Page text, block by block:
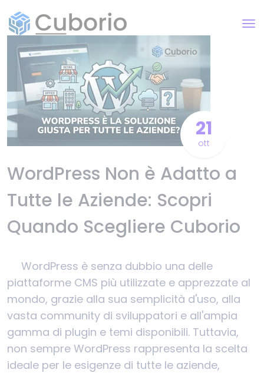
21
ott
WordPress Non è Adatto a
Tutte le Aziende: Scopri
Quando Scegliere Cuborio
WordPress è senza dubbio una delle
piattaforme CMS più utilizzate e apprezzate al
mondo, grazie alla sua semplicità d'uso, alla
vasta community di sviluppatori e all'ampia
gamma di plugin e temi disponibili. Tuttavia,
non sempre WordPress rappresenta la scelta
ideale per le esigenze di tutte le aziende,